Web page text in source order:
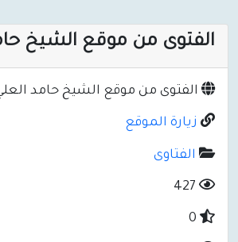
الفتوى من موقع الشيخ
الفتوى من موقع الشيخ حامد
زيارة الموقع
الفتاوى